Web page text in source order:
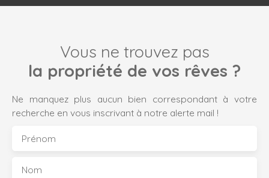
Vous ne trouvez pas
la propriété de vos rêves ?
Ne manquez plus aucun bien correspondant à votre
recherche en vous inscrivant à notre alerte mail !
Prénom
Nom